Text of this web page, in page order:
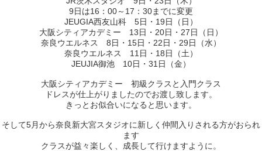
9日は16：00～17：30までに変更
JEUGIA西友山科 5日・19日（日）
大阪シティアカデミー 13日・20日・27日（日）
奈良ウエルネス 8日・15日・22日・29日（水）
奈良ウエルネス 11日・18日（土）
JEUJIA御池 10日・31日（金）
大阪シティアカデミー 初級クラスと入門クラス
ドレスが仕上がりましたのでお渡し致します。
きっとお似合いになると思います。
そして5月から奈良新大宮スタジオに新しく仲間入りされる方がおられ
ます
クラスが益々楽しく、成長して行けますように。